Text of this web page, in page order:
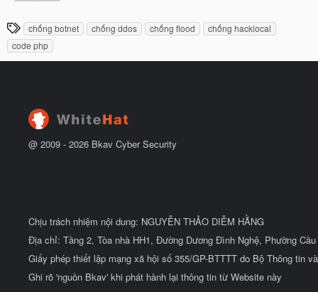
ầ
u
b
đ
T
h
ẻ
chống botnet chống ddos chống flood
chống hacklocal
code php
@ 2009 - 2026 Bkav Cyber Security
Chịu trách nhiệm nội dung: NGUYỄN THẢO DIỄM HẰNG
Địa chỉ: Tầng 2, Tòa nhà HH1, Đường Dương Đình Nghệ, Phường
Giấy phép thiết lập mạng xã hội số 355/GP-BTTTT do Bộ Thông tin
Ghi rõ 'nguồn Bkav' khi phát hành lại thông tin từ Website này